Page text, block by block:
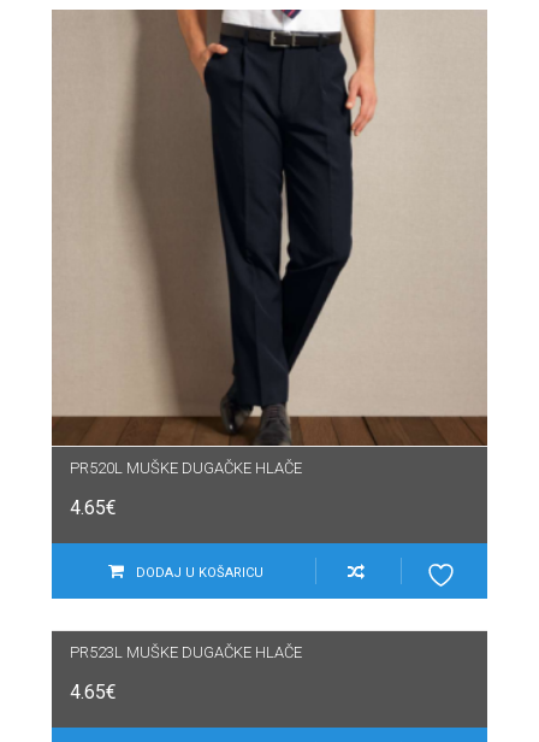
PR520L MUŠKE DUGAČKE HLAČE
4.65€
DODAJ U KOŠARICU
PR523L MUŠKE DUGAČKE HLAČE
4.65€